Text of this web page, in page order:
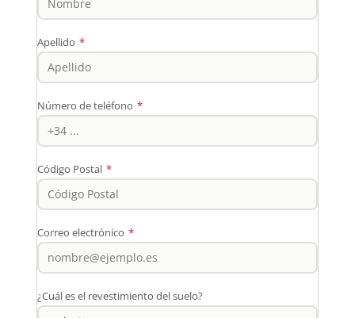
Apellido *
Número de teléfono *
Código Postal *
Correo electrónico *
¿Cuál es el revestimiento del suelo?